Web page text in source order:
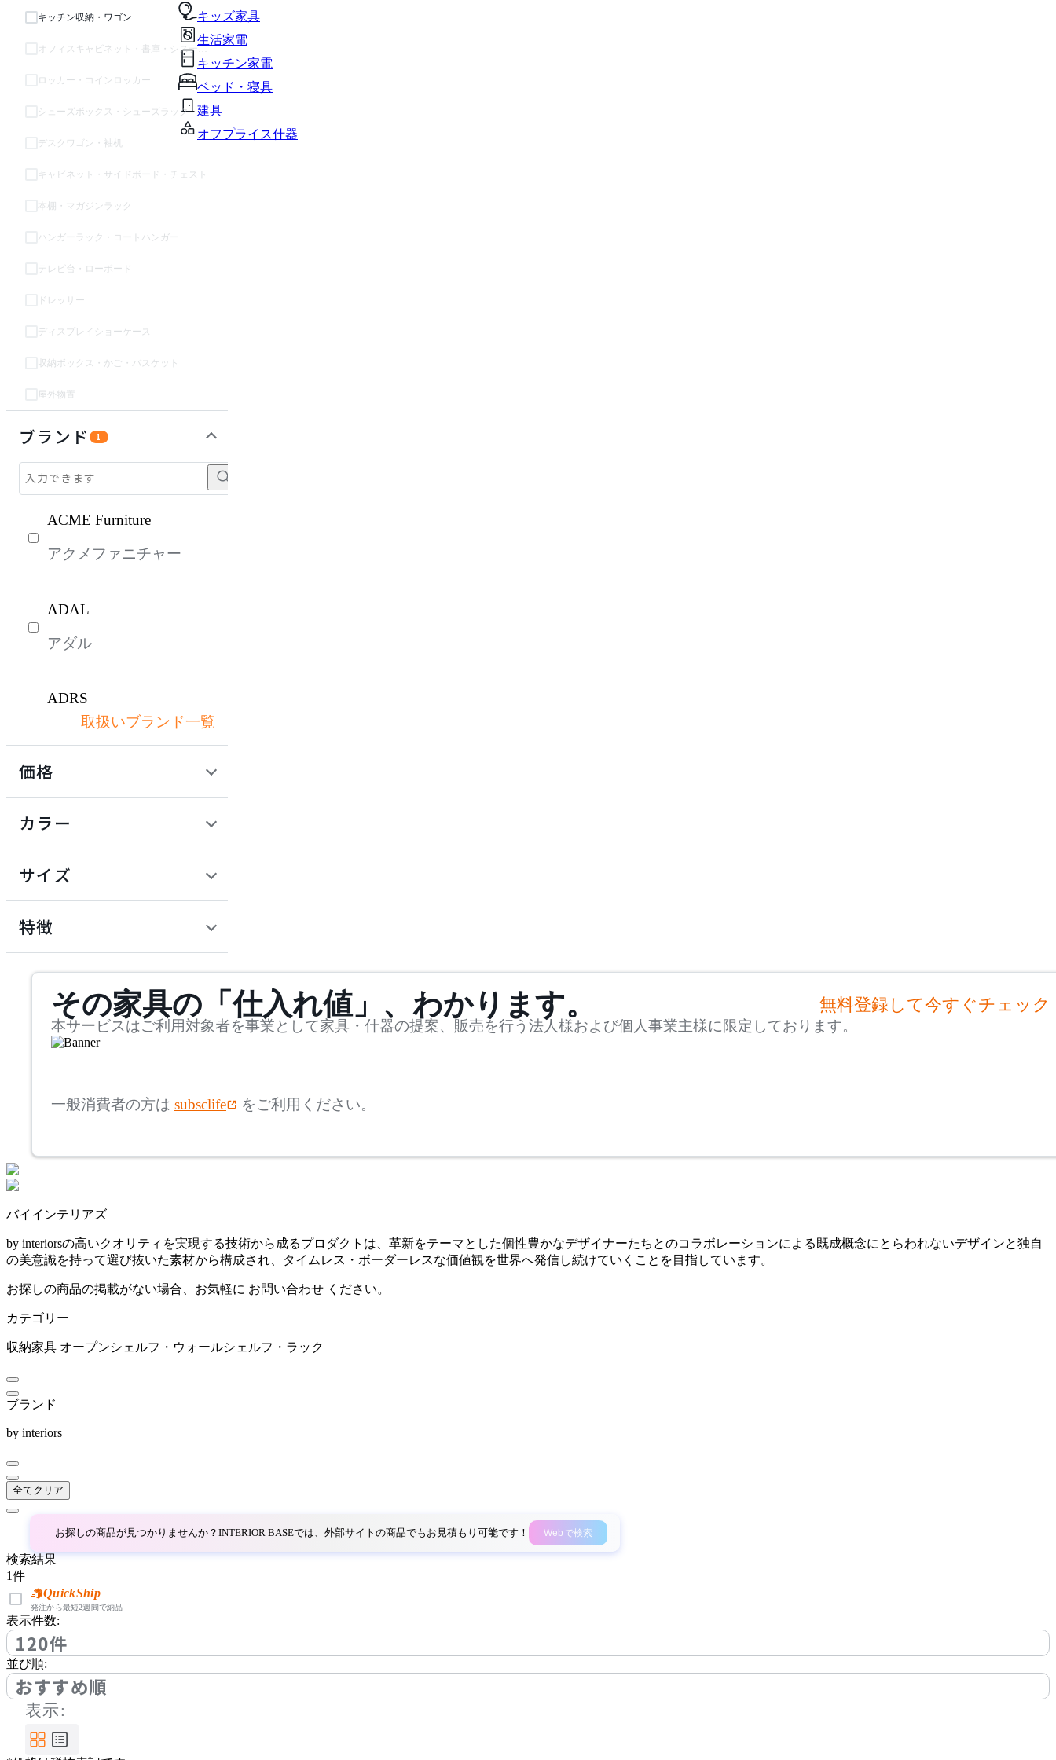
キッズ家具
生活家電
キッチン家電
ベッド・寝具
建具
オフプライス什器
キッチン収納・ワゴン
オフィスキャビネット・書庫・システム収納
ロッカー・コインロッカー
シューズボックス・シューズラック
デスクワゴン・袖机
キャビネット・サイドボード・チェスト
本棚・マガジンラック
ハンガーラック・コートハンガー
テレビ台・ローボード
ドレッサー
ディスプレイショーケース
収納ボックス・かご・バスケット
屋外物置
ブランド 1
ACME Furniture
アクメファニチャー
ADAL
アダル
ADRS
アドレス
アリアケ
artek
アズマヤ
Coccole
コッコレ
COLLECTION LIVING
コレクションリビング
common furniture
COMPLEX UNIVERSAL
コンプレックスユニバー
サルファニチャーサプラ
CondeHouse
カンディハウス
CORE ONE
コアワン
取扱いブランド一覧
価格
カラー
サイズ
mm
検索
~
~
mm
特徴
その家具の「仕入れ値」、わかります。 無料登録して今すぐチェック
本サービスはご利用対象者を事業として家具・什器の提案、販売を行う法人様および個人事業主様に限定しております。
一般消費者の方は subsclife をご利用ください。
バイインテリアズ
by interiorsの高いクオリティを実現する技術から成るプロダクトは、革新をテーマとした個性豊かなデザイナーたちとのコラボレーションによる既成概念にとらわれないデザインと独自
の美意識を持って選び抜いた素材から構成され、タイムレス・ボーダーレスな価値観を世界へ発信し続けていくことを目指しています。
お探しの商品の掲載がない場合、お気軽に お問い合わせ ください。
カテゴリー
収納家具 オープンシェルフ・ウォールシェルフ・ラック
ブランド
by interiors
全てクリア
お探しの商品が見つかりませんか？INTERIOR BASEでは、外部サイトの商品でもお見積もり可能です！ Webで検索
検索結果
1件
QuickShip
発注から最短2週間で納品
表示件数:
120件
並び順:
おすすめ順
表示: